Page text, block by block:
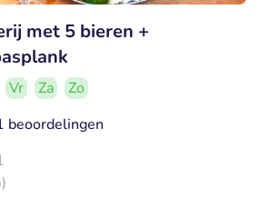
met 5 bieren +
Vr Za
Zo
beoordelingen